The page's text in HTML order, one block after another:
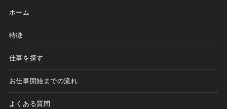
ホーム
特徴
仕事を探す
お仕事開始までの流れ
よくある質問